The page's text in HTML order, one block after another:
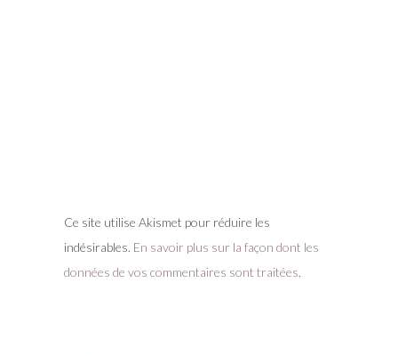
Ce site utilise Akismet pour réduire les
indésirables. En savoir plus sur la façon dont les
données de vos commentaires sont traitées.